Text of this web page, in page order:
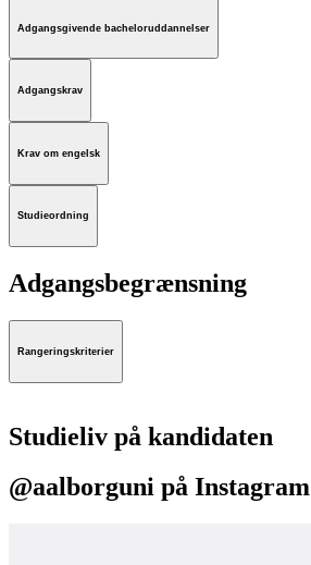
Adgangsgivende bacheloruddannelser
Adgangskrav
Krav om engelsk
Studieordning
Adgangsbegrænsning
Rangeringskriterier
Studieliv på kandidaten
@aalborguni på Instagram